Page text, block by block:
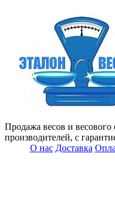
Продажа весов и
производителей, с
О нас Доставка